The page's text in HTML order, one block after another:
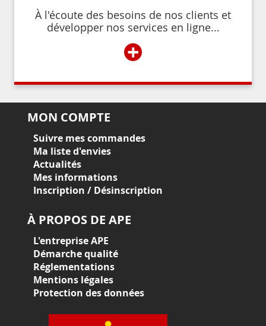
À l'écoute des besoins de nos clients et
développer nos services en ligne...
+
MON COMPTE
Suivre mes commandes
Ma liste d'envies
Actualités
Mes informations
Inscription / Désinscription
À PROPOS DE APE
L'entreprise APE
Démarche qualité
Réglementations
Mentions légales
Protection des données